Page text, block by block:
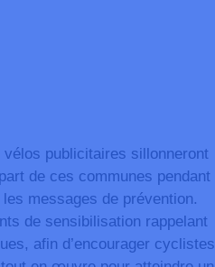
publicitaires sillonneront
de ces communes pendant
messages de prévention.
de sensibilisation rappelant
afin d’encourager cyclistes